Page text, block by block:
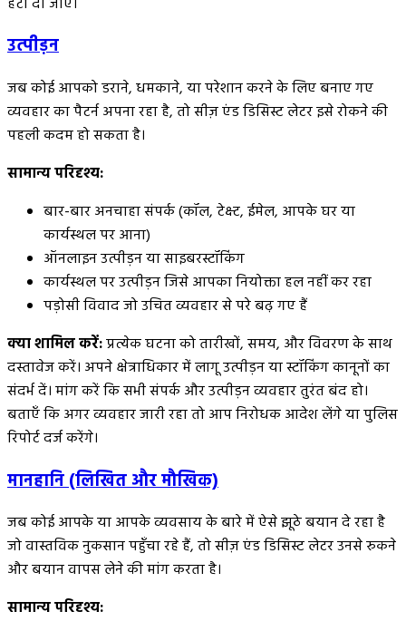
उत्पीड़न
जब कोई आपको डराने, धमकाने, या परेशान करने के लिए बनाए गए
व्यवहार का पैटर्न अपना रहा है, तो सीज़ एंड डिसिस्ट लेटर इसे रोकने की
पहली कदम हो सकता है।
सामान्य परिदृश्य:
बार-बार अनचाहा संपर्क (कॉल, टेक्स्ट, ईमेल, आपके घर या
कार्यस्थल पर आना)
ऑनलाइन उत्पीड़न या साइबरस्टॉकिंग
कार्यस्थल पर उत्पीड़न जिसे आपका नियोक्ता हल नहीं कर रहा
पड़ोसी विवाद जो उचित व्यवहार से परे बढ़ गए हैं
क्या शामिल करें:प्रत्येक घटना को तारीखों, समय, और विवरण के साथ
दस्तावेज करें। अपने क्षेत्राधिकार में लागू उत्पीड़न या स्टॉकिंग कानूनों का
संदर्भ दें। मांग करें कि सभी संपर्क और उत्पीड़न व्यवहार तुरंत बंद हो।
बताएँ कि अगर व्यवहार जारी रहा तो आप निरोधक आदेश लेंगे या पुलिस
रिपोर्ट दर्ज करेंगे।
मानहानि (लिखित और मौखिक)
जब कोई आपके या आपके व्यवसाय के बारे में ऐसे झूठे बयान दे रहा है
जो वास्तविक नुकसान पहुँचा रहे हैं, तो सीज़ एंड डिसिस्ट लेटर उनसे रुकने
और बयान वापस लेने की मांग करता है।
सामान्य परिदृश्य: